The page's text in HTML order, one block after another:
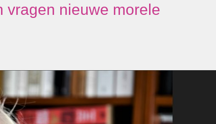
vragen nieuwe morele